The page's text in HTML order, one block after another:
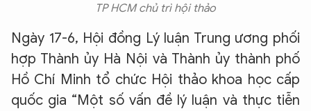
TP HCM chủ trì hội thảo
Ngày 17-6, Hội đồng Lý luận Trung ương phối
hợp Thành ủy Hà Nội và Thành ủy thành phố
Hồ Chí Minh tổ chức Hội thảo khoa học cấp
quốc gia “Một số vấn đề lý luận và thực tiễn